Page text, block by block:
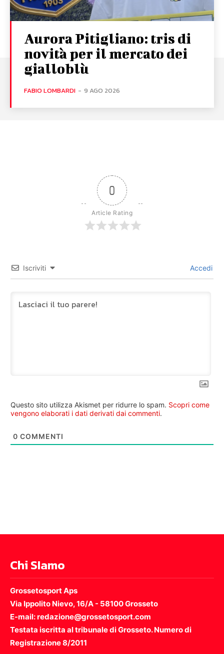
Aurora Pitigliano: tris di
novità per il mercato dei
gialloblù
FABIO LOMBARDI - 9 AGO 2026
0
Article Rating
Iscriviti Accedi
Questo sito utilizza Akismet per ridurre lo spam. Scopri come
vengono elaborati i dati derivati dai commenti.
0 COMMENTI
Chi SIamo
Grossetosport Aps
Via Ippolito Nievo, 16/A - 58100 Grosseto
E-mail: redazione@grossetosport.com
Testata iscritta al tribunale di Grosseto. Numero di
Registrazione 8/2011